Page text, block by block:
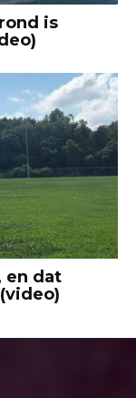
is
en dat